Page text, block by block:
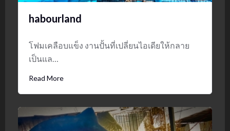
habourland
โฟมเคลือบแข็ง งานปั้นที่เปลี่ยนไอเดียให้กลาย
เป็นแล…
Read More